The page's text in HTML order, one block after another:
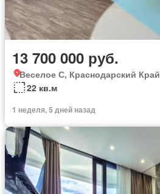
13 700 000 руб.
Веселое С, Краснодарский Край
22 кв.м
1 неделя, 5 дней назад